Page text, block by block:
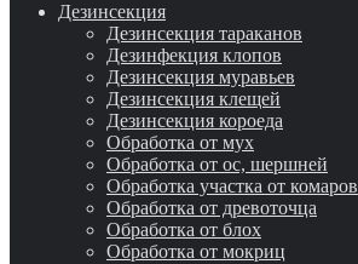
Дезинсекция
Дезинсекция тараканов
Дезинфекция клопов
Дезинсекция муравьев
Дезинсекция клещей
Дезинсекция короеда
Обработка от мух
Обработка от ос, шершней
Обработка участка от комаров
Обработка от древоточца
Обработка от блох
Обработка от мокриц